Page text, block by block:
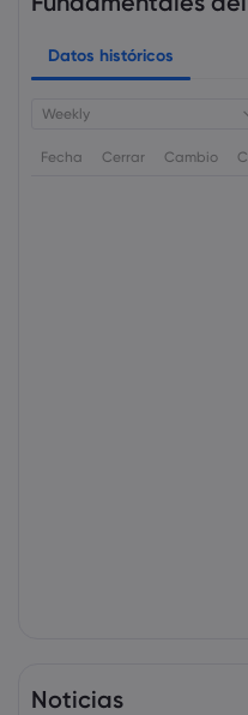
Datos históricos
Weekly
Fecha Cerrar Cambio
Noticias